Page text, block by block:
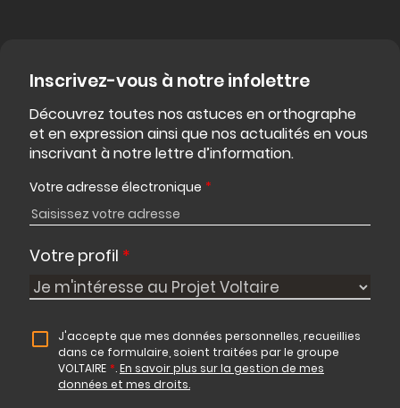
Inscrivez-vous à notre infolettre
Découvrez toutes nos astuces en orthographe
et en expression ainsi que nos actualités en vous
inscrivant à notre lettre d’information.
Votre adresse électronique *
Votre profil *
J'accepte que mes données personnelles, recueillies
dans ce formulaire, soient traitées par le groupe
VOLTAIRE *.En savoir plus sur la gestion de mes
données et mes droits.